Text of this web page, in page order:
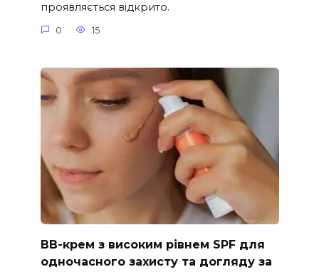
проявляється відкрито.
0 15
ВВ-крем з високим рівнем SPF для
одночасного захисту та догляду за